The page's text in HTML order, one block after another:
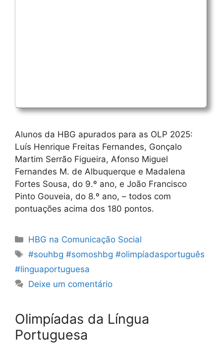
Alunos da HBG apurados para as OLP 2025:
Luís Henrique Freitas Fernandes, Gonçalo
Martim Serrão Figueira, Afonso Miguel
Fernandes M. de Albuquerque e Madalena
Fortes Sousa, do 9.º ano, e João Francisco
Pinto Gouveia, do 8.º ano, – todos com
pontuações acima dos 180 pontos.
Categorias
HBG na Comunicação Social
Etiquetas
#souhbg #somoshbg #olimpíadasportuguês
#linguaportuguesa
Deixe um comentário
Olimpíadas da Língua
Portuguesa